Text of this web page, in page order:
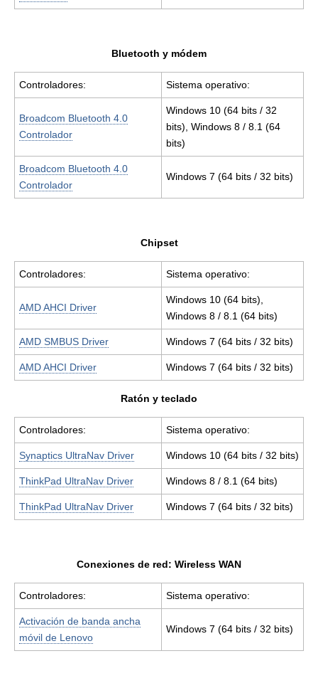
Bluetooth y módem
Controladores: Sistema operativo:
Broadcom Bluetooth 4.0
Controlador
Windows 10 (64 bits / 32
bits), Windows 8 / 8.1 (64
bits)
Broadcom Bluetooth 4.0
Controlador
Windows 7 (64 bits / 32 bits)
Chipset
Controladores: Sistema operativo:
AMD AHCI Driver
Windows 10 (64 bits),
Windows 8 / 8.1 (64 bits)
AMD SMBUS Driver Windows 7 (64 bits / 32 bits)
AMD AHCI Driver Windows 7 (64 bits / 32 bits)
Ratón y teclado
Controladores: Sistema operativo:
Synaptics UltraNav Driver Windows 10 (64 bits / 32 bits)
ThinkPad UltraNav Driver Windows 8 / 8.1 (64 bits)
ThinkPad UltraNav Driver Windows 7 (64 bits / 32 bits)
Conexiones de red: Wireless WAN
Controladores: Sistema operativo:
Activación de banda ancha
móvil de Lenovo
Windows 7 (64 bits / 32 bits)